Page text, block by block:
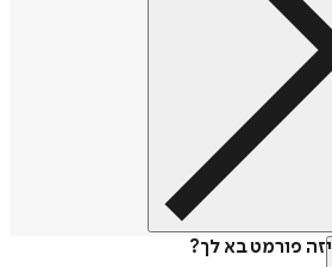
פורמט בא לך?